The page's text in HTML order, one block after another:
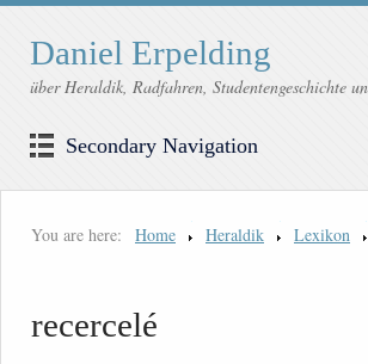
Daniel Erpelding
über Heraldik, Radfahren, Studentengeschichte
Secondary Navigation
You are here: Home Heraldik Lexikon
recercelé